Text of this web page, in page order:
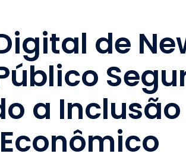
de
a Inclusão